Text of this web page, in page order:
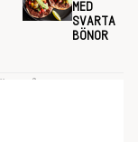
MED
SVARTA
BÖNOR